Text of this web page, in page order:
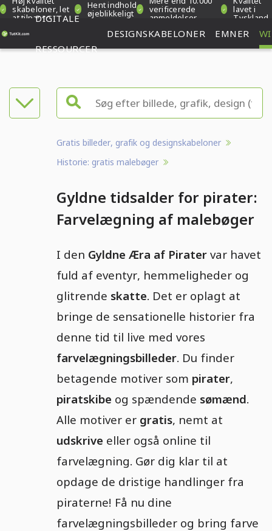
skabeloner, let
at tilpasse
Hent indhold
øjeblikkeligt verificerede
anmeldelser
lavet i
Tyskland
DIGITALE
RESSOURCER
DESIGNSKABELONER EMNER
Gratis billeder, grafik og designskabeloner
Historie: gratis malebøger
Gyldne tidsalder for pirater:
Farvelægning af malebøger
I den Gyldne Æra af Pirater var havet
fuld af eventyr, hemmeligheder og
glitrende skatte. Det er oplagt at
bringe de sensationelle historier fra
denne tid til live med vores
farvelægningsbilleder. Du finder
betagende motiver som pirater,
piratskibe og spændende sømænd.
Alle motiver er gratis, nemt at
udskrive eller også online til
farvelægning. Gør dig klar til at
opdage de dristige handlinger fra
piraterne! Få nu dine
farvelægningsbilleder og bring farve